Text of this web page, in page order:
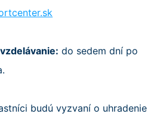
do sedem dní po
budú vyzvaní o uhradenie